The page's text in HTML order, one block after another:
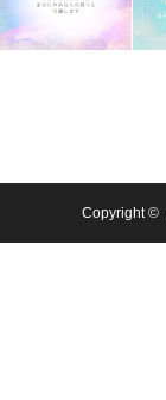
Copyright ©